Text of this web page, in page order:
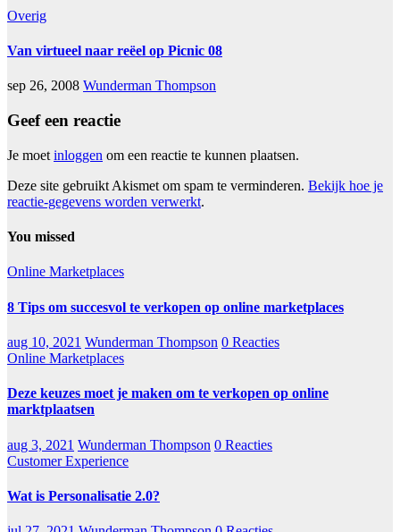
Overig
Van virtueel naar reëel op Picnic 08
sep 26, 2008 Wunderman Thompson
Geef een reactie
Je moet inloggen om een reactie te kunnen plaatsen.
Deze site gebruikt Akismet om spam te verminderen. Bekijk hoe je
reactie-gegevens worden verwerkt.
You missed
Online Marketplaces
8 Tips om succesvol te verkopen op online marketplaces
aug 10, 2021 Wunderman Thompson 0 Reacties
Online Marketplaces
Deze keuzes moet je maken om te verkopen op online
marktplaatsen
aug 3, 2021 Wunderman Thompson 0 Reacties
Customer Experience
Wat is Personalisatie 2.0?